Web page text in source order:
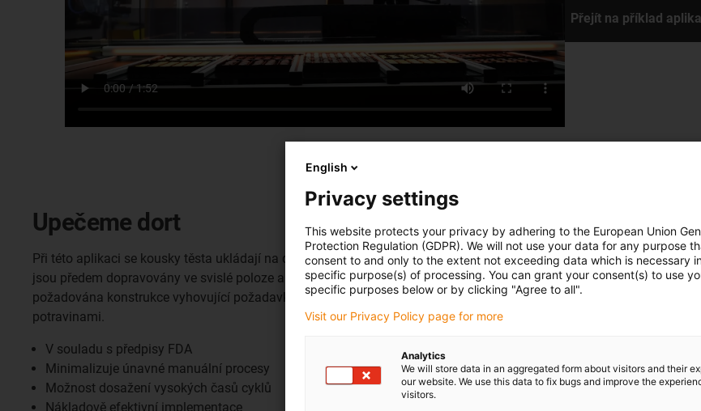
Přejít na příklad
Upečeme dort
Při této aplikaci se kousky těsta ukládají na dopravní pás, kde se dále zpracovávají. Ty
jsou předem dopravovány ve svislé poloze a poté umístěny na dopravník. Byla
požadována konstrukce vyhovující požadavkům FDA, protože se jedná o manipulaci s
potravinami.
V souladu s předpisy FDA
Minimalizuje únavné manuální procesy
Možnost dosažení vysokých časů cyklů
Nákladově efektivní implementace
English
Privacy settings
This website protects your privacy by adhering to the European Union
Protection Regulation (GDPR). We will not use your data for any purpose
consent to and only to the extent not exceeding data which is necessary
specific purpose(s) of processing. You can grant your consent(s) to use
specific purposes below or by clicking "Agree to all".
Visit our Privacy Policy page for more
Analytics
We will store data in an aggregated form about visitors and their
our website. We use this data to fix bugs and improve the
visitors.